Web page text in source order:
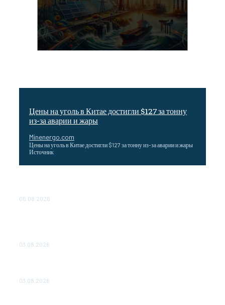
Цены на уголь в Китае достигли $127 за тонну
из-за аварии и жары
Minenergo.com
Цены на уголь в Китае достигли $127 за тонну из-за аварии и жары
Источник
05.08.2026
03.08.2026
03.08.2026